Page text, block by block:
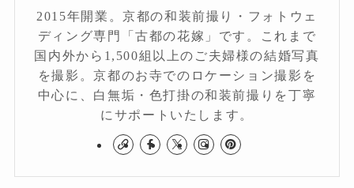
2015年開業。京都の和装前撮り・フォトウェ
ディング専門「古都の花嫁」です。これまで
国内外から1,500組以上のご夫婦様の結婚写真
を撮影。京都のお寺でのロケーション撮影を
中心に、白無垢・色打掛の和装前撮りを丁寧
にサポートいたします。